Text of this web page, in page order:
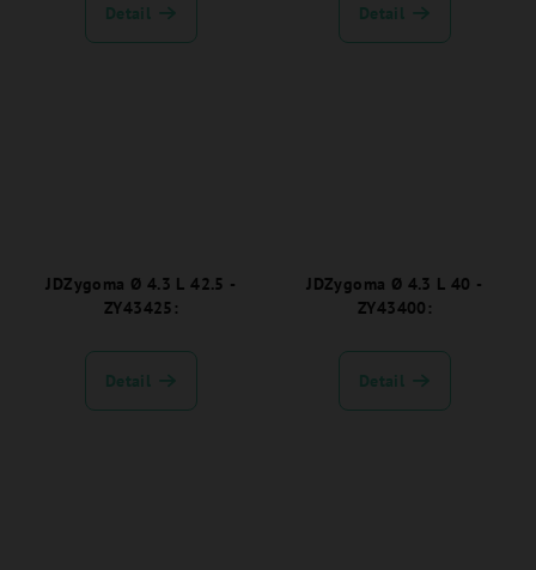
Detail Detail
JDZygoma Ø 4.3 L 42.5 -
ZY43425:
Detail
JDZygoma Ø 4.3 L 40 -
ZY43400:
Detail